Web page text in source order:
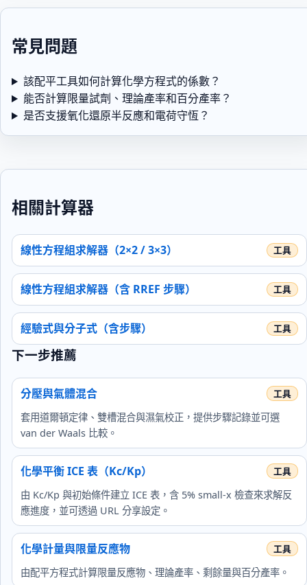
常見問題
該配平工具如何計算化學方程式的係數？
能否計算限量試劑、理論產率和百分產率？
是否支援氧化還原半反應和電荷守恆？
相關計算器
線性方程組求解器（2×2 / 3×3）
線性方程組求解器（含 RREF 步驟）
經驗式與分子式（含步驟）
下一步推薦
分壓與氣體混合
套用道爾頓定律、雙槽混合與濕氣校正，提供步驟記錄並可選
van der Waals 比較。
化學平衡 ICE 表（Kc/Kp）
由 Kc/Kp 與初始條件建立 ICE 表，含 5% small-x 檢查來求解反
應進度，並可透過 URL 分享設定。
化學計量與限量反應物
由配平方程式計算限量反應物、理論產率、剩餘量與百分產率。